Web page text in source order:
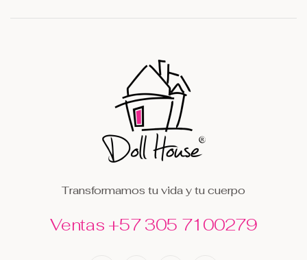
Transformamos tu vida y tu cuerpo
Ventas +57 305 7100279